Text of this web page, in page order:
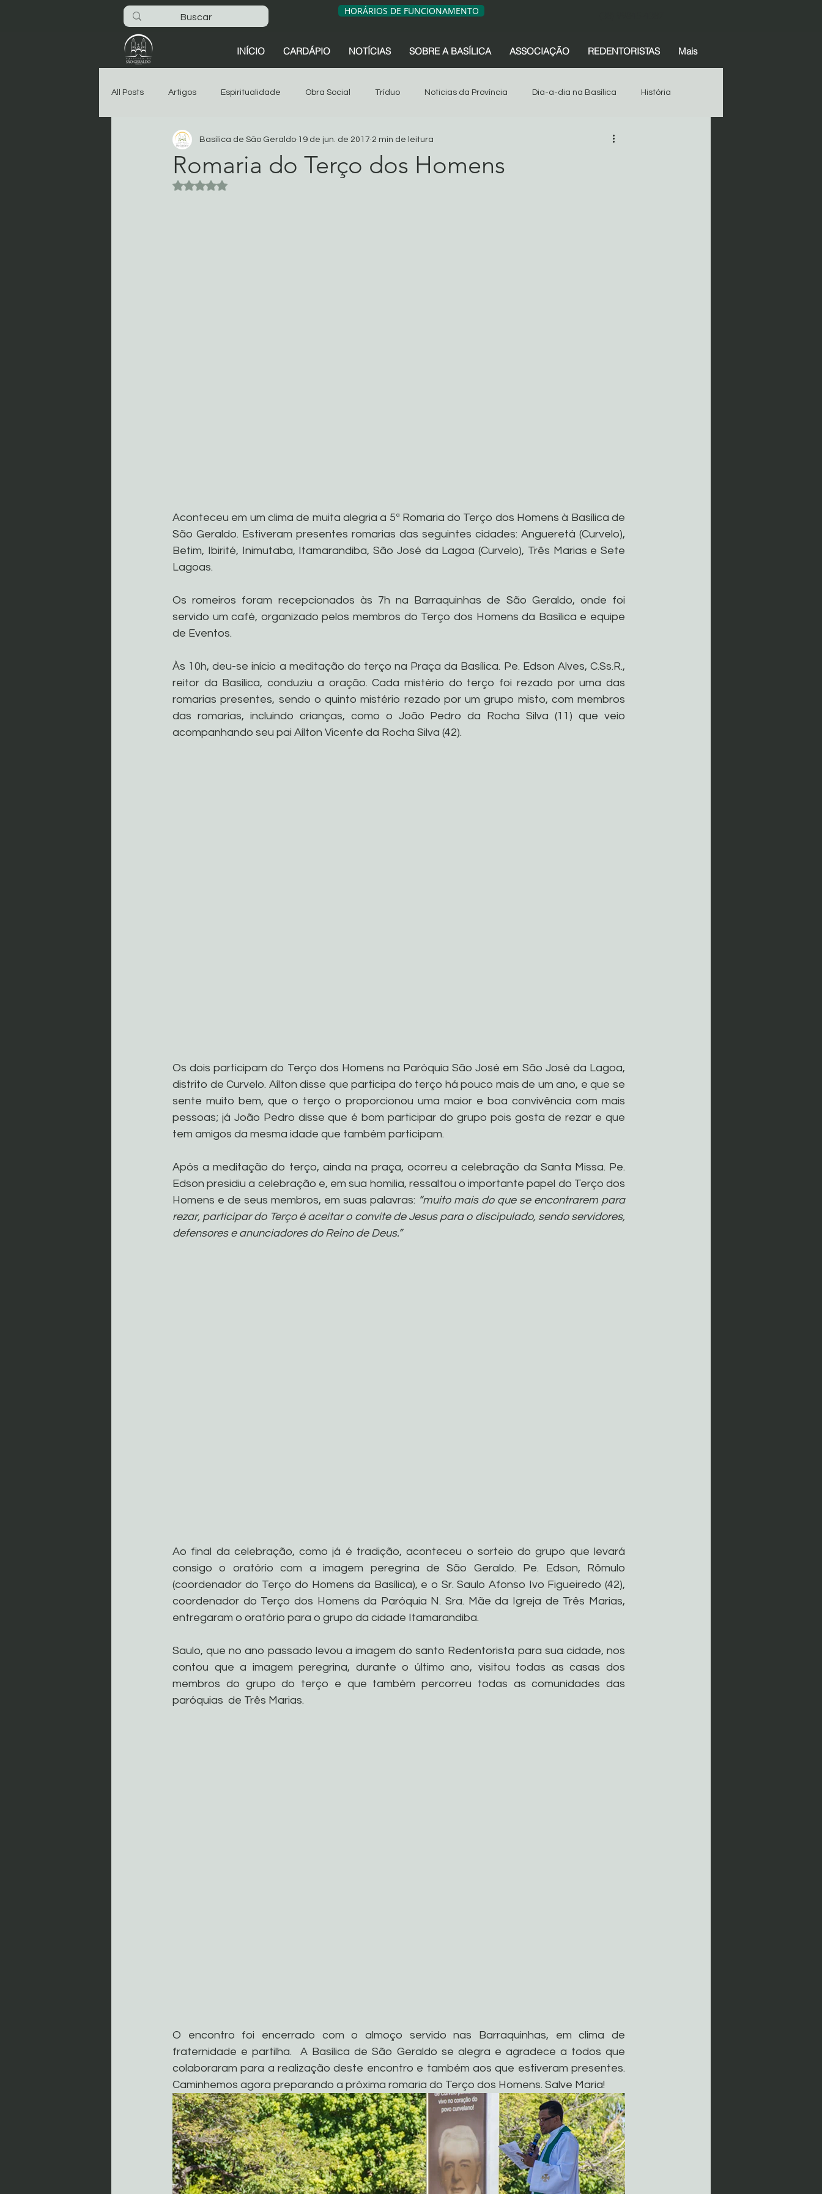
HORÁRIOS DE FUNCIONAMENTO
INÍCIO CARDÁPIO NOTÍCIAS SOBRE A BASÍLICA ASSOCIAÇÃO REDENTORISTAS Mais
All Posts Artigos Espiritualidade Obra Social Tríduo Noticias da Província Dia-a-dia na Basílica História
São Geraldo Oitava Associação dos Devotos Tríduo Obra Social
Dia-a-dia na Basílica
Romaria do Terço dos Homens
Basílica de São Geraldo 19 de jun. de 2017 2 min de leitura
Avaliado com NaN de 5 estrelas.
Aconteceu em um clima de muita alegria a 5ª Romaria do Terço dos Homens à Basílica de
São Geraldo. Estiveram presentes romarias das seguintes cidades: Angueretá (Curvelo),
Betim, Ibirité, Inimutaba, Itamarandiba, São José da Lagoa (Curvelo), Três Marias e Sete
Lagoas.
Os romeiros foram recepcionados às 7h na Barraquinhas de São Geraldo, onde foi
servido um café, organizado pelos membros do Terço dos Homens da Basílica e equipe
de Eventos.
Às 10h, deu-se início a meditação do terço na Praça da Basílica. Pe. Edson Alves, C.Ss.R.,
reitor da Basílica, conduziu a oração. Cada mistério do terço foi rezado por uma das
romarias presentes, sendo o quinto mistério rezado por um grupo misto, com membros
das romarias, incluindo crianças, como o João Pedro da Rocha Silva (11) que veio
acompanhando seu pai Aílton Vicente da Rocha Silva (42).
Os dois participam do Terço dos Homens na Paróquia São José em São José da Lagoa,
distrito de Curvelo. Aílton disse que participa do terço há pouco mais de um ano, e que se
sente muito bem, que o terço o proporcionou uma maior e boa convivência com mais
pessoas; já João Pedro disse que é bom participar do grupo pois gosta de rezar e que
tem amigos da mesma idade que também participam.
Após a meditação do terço, ainda na praça, ocorreu a celebração da Santa Missa. Pe.
Edson presidiu a celebração e, em sua homilia, ressaltou o importante papel do Terço dos
Homens e de seus membros, em suas palavras: “muito mais do que se encontrarem para
rezar, participar do Terço é aceitar o convite de Jesus para o discipulado, sendo servidores,
defensores e anunciadores do Reino de Deus.”
Ao final da celebração, como já é tradição, aconteceu o sorteio do grupo que levará
consigo o oratório com a imagem peregrina de São Geraldo. Pe. Edson, Rômulo
(coordenador do Terço do Homens da Basílica), e o Sr. Saulo Afonso Ivo Figueiredo (42),
coordenador do Terço dos Homens da Paróquia N. Sra. Mãe da Igreja de Três Marias,
entregaram o oratório para o grupo da cidade Itamarandiba.
Saulo, que no ano passado levou a imagem do santo Redentorista para sua cidade, nos
contou que a imagem peregrina, durante o último ano, visitou todas as casas dos
membros do grupo do terço e que também percorreu todas as comunidades das
paróquias  de Três Marias.
O encontro foi encerrado com o almoço servido nas Barraquinhas, em clima de
fraternidade e partilha.  A Basílica de São Geraldo se alegra e agradece a todos que
colaboraram para a realização deste encontro e também aos que estiveram presentes.
Caminhemos agora preparando a próxima romaria do Terço dos Homens. Salve Maria!